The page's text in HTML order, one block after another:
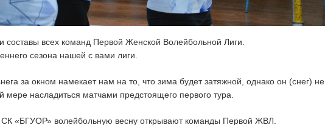
составы всех команд Первой Женской Волейбольной Лиги.
сезона нашей с вами лиги.
за окном намекает нам на то, что зима будет затяжной, однако он (снег) не
насладиться матчами предстоящего первого тура.
СК «БГУОР» волейбольную весну открывают команды Первой ЖВЛ.